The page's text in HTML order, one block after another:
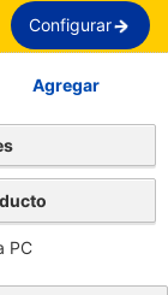
Configurar
Agregar
PC